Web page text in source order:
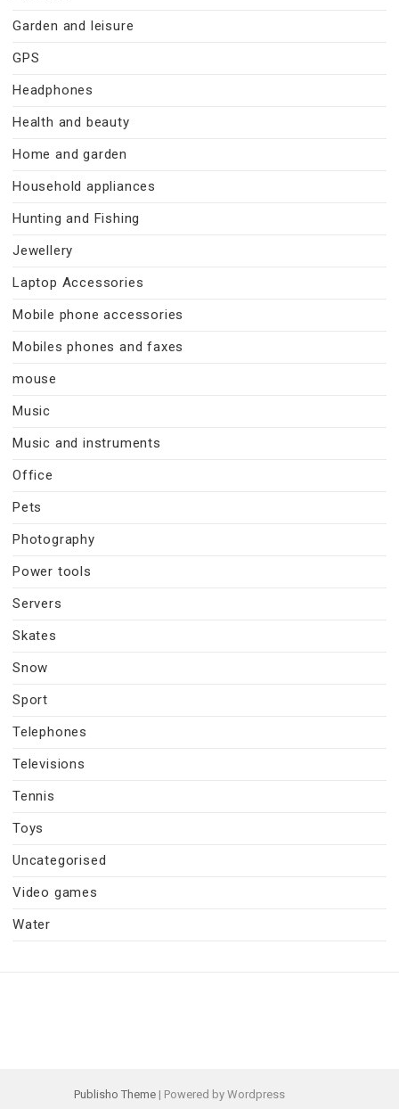
Garden and leisure
GPS
Headphones
Health and beauty
Home and garden
Household appliances
Hunting and Fishing
Jewellery
Laptop Accessories
Mobile phone accessories
Mobiles phones and faxes
mouse
Music
Music and instruments
Office
Pets
Photography
Power tools
Servers
Skates
Snow
Sport
Telephones
Televisions
Tennis
Toys
Uncategorised
Video games
Water
Publisho Theme | Powered by Wordpress